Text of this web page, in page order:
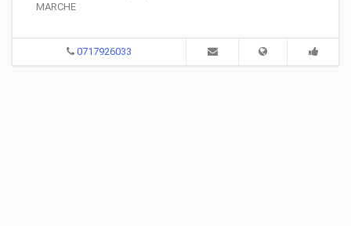
MARCHE
0717926033